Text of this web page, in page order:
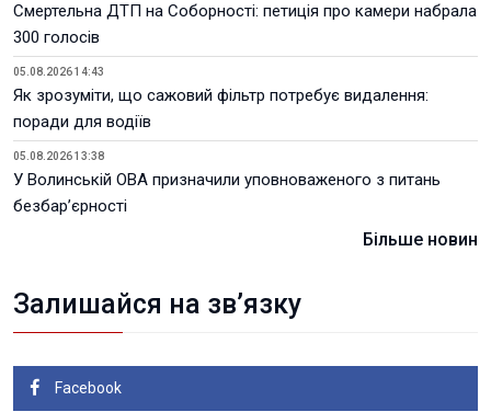
Смертельна ДТП на Соборності: петиція про камери набрала
300 голосів
05.08.2026 14:43
Як зрозуміти, що сажовий фільтр потребує видалення:
поради для водіїв
05.08.2026 13:38
У Волинській ОВА призначили уповноваженого з питань
безбар’єрності
Більше новин
Залишайся на зв’язку
Facebook